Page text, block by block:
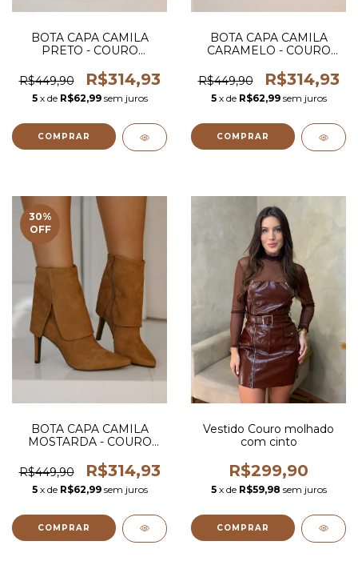
BOTA CAPA CAMILA
PRETO - COURO
R$449,90
R$314,93
5 x de R$62,99 sem juros
COMPRAR
BOTA CAPA CAMILA
CARAMELO - COURO
R$449,90
R$314,93
5 x de R$62,99 sem juros
COMPRAR
30%
OFF
BOTA CAPA CAMILA
MOSTARDA - COURO
R$449,90
R$314,93
5 x de R$62,99 sem juros
COMPRAR
Vestido Couro molhado
com cinto
R$299,90
5 x de R$59,98 sem juros
COMPRAR